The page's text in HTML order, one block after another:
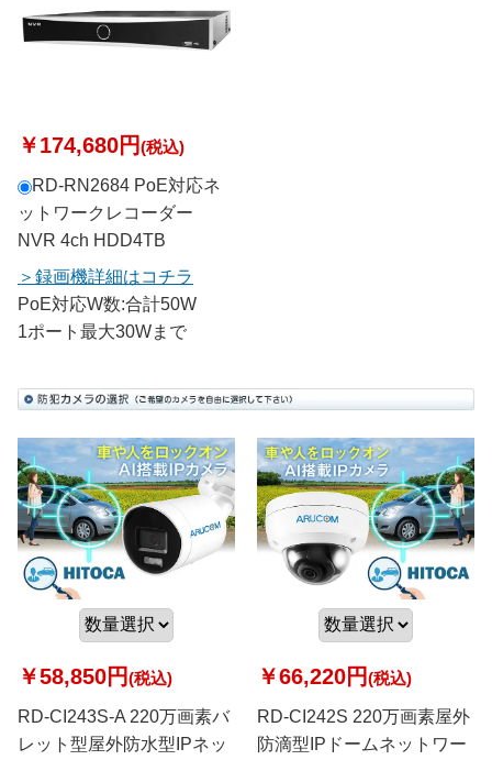
￥174,680円(税込)
RD-RN2684 PoE対応ネ
ットワークレコーダー
NVR 4ch HDD4TB
録画機詳細はコチラ
PoE対応W数:合計50W
1ポート最大30Wまで
￥58,850円(税込)
RD-CI243S-A 220万画素バ
レット型屋外防水型IPネッ
￥66,220円(税込)
RD-CI242S 220万画素屋外
防滴型IPドームネットワー